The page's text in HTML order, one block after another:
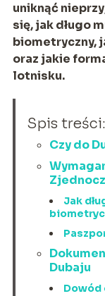
uniknąć
się, jak długo
biometryczny,
oraz jakie
lotnisku.
Spis treści:
Czy do
Jak
Dubaju
Dowód